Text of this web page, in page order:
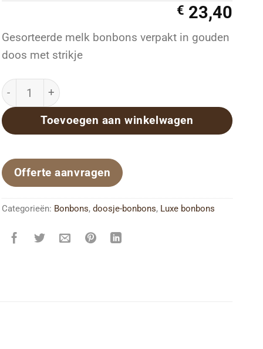
€ 23,40
Gesorteerde melk bonbons verpakt in gouden
doos met strikje
Handgemaakte bonbons 750 gram melk aantal
Toevoegen aan winkelwagen
Offerte aanvragen
Categorieën: Bonbons, doosje-bonbons, Luxe bonbons